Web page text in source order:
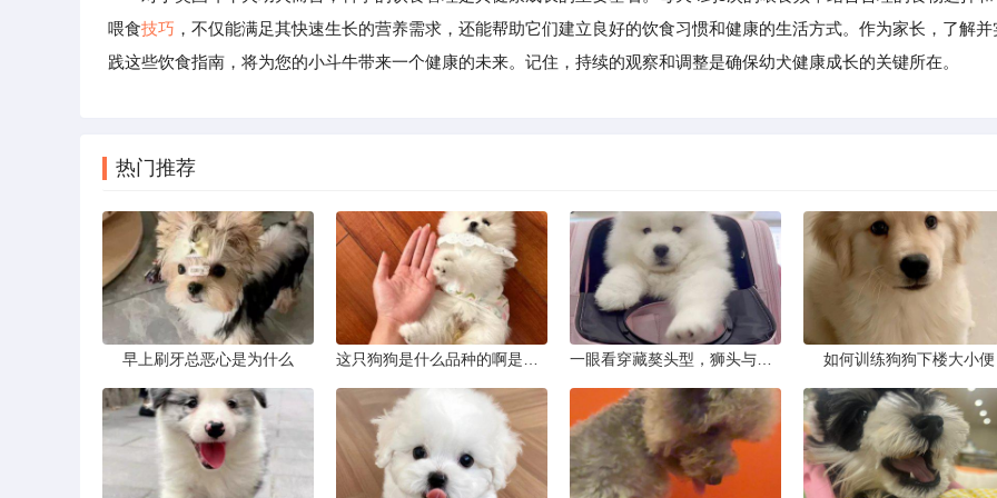
喂食技巧 ，不仅能满足其快速生长的营养需求，还能帮助它们建立良好的饮食习惯和健康的生活方式。作为家长，了解并
践这些饮食指南，将为您的小斗牛带来一个健康的未来。记住，持续的观察和调整是确保幼犬健康成长的关键所在。
热门推荐
早上刷牙总恶心是为什么 如何训练狗狗下楼大小便